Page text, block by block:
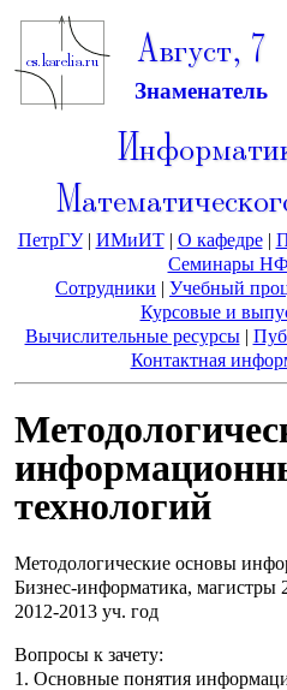
Август, 7
Знаменатель
ПетрГУ| ИМиИТ| О кафедре|
Семинары
Сотрудники | Учебный
Курсовые и
Вычислительные ресурсы|
Контактная
технологий
Методологические основы
Бизнес-информатика, магистры
2012-2013 уч. год
Вопросы к зачету:
1. Основные понятия